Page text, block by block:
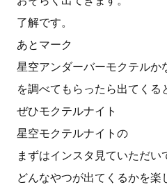
了解です。
あとマーク
星空アンダーバーモクテルか
を調べてもらったら出てくる
ぜひモクテルナイト
星空モクテルナイトの
まずはインスタ見ていただい
どんなやつが出てくるかを楽